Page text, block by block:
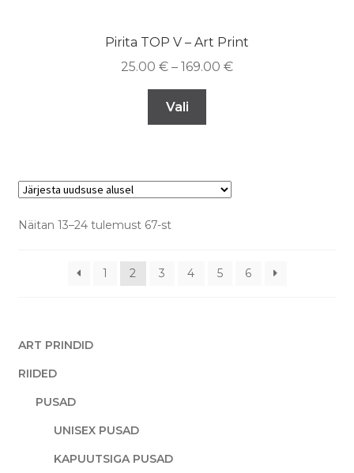
Pirita TOP V – Art Print
25.00 € – 169.00 €
Vali
Näitan 13–24 tulemust 67-st
1 2 3 4 5 6
ART PRINDID
RIIDED
PUSAD
UNISEX PUSAD
KAPUUTSIGA PUSAD